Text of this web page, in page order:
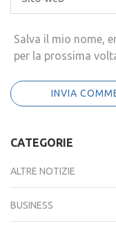
Salva il mio nome,
per la prossima
CATEGORIE
ALTRE NOTIZIE
BUSINESS